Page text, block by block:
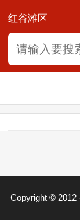
红谷滩区
Copyright © 2012